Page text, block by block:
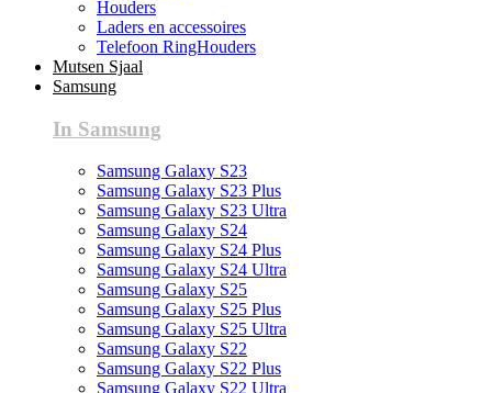
Houders
Laders en accessoires
Telefoon RingHouders
Mutsen Sjaal
Samsung
In Samsung
Samsung Galaxy S23
Samsung Galaxy S23 Plus
Samsung Galaxy S23 Ultra
Samsung Galaxy S24
Samsung Galaxy S24 Plus
Samsung Galaxy S24 Ultra
Samsung Galaxy S25
Samsung Galaxy S25 Plus
Samsung Galaxy S25 Ultra
Samsung Galaxy S22
Samsung Galaxy S22 Plus
Samsung Galaxy S22 Ultra